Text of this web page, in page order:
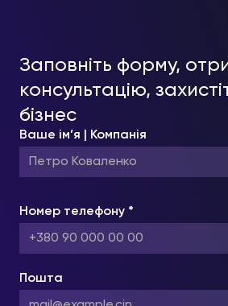
Заповніть форму,
консультацію,
бізнес
Ваше ім’я | Компанія
Номер телефону *
Пошта